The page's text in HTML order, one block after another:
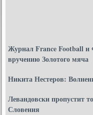
Журнал France Football
вручению Золотого мяча
Никита Нестеров:
Левандовски пропустит
Словения